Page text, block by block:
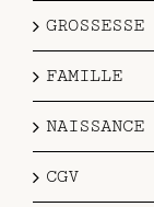
GROSSESSE
FAMILLE
NAISSANCE
CGV